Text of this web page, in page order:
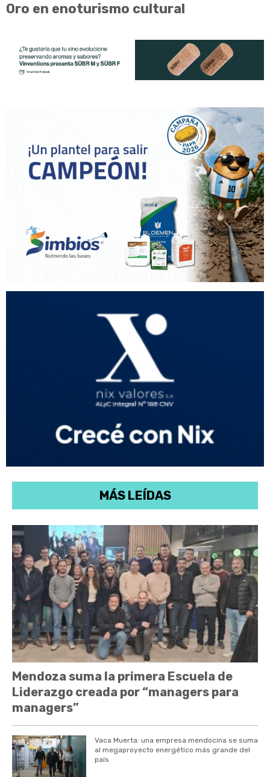
Oro en enoturismo cultural
MÁS LEÍDAS
Mendoza suma la primera Escuela de
Liderazgo creada por “managers para
managers”
Vaca Muerta: una empresa mendocina se suma
al megaproyecto energético más grande del
país